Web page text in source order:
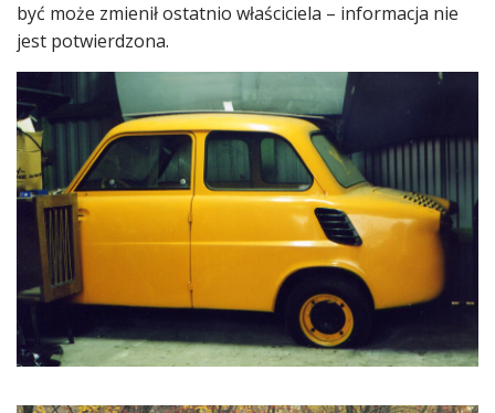
być może zmienił ostatnio właściciela – informacja nie
jest potwierdzona.